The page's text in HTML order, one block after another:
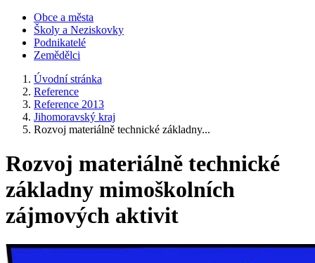
Obce a města
Školy a Neziskovky
Podnikatelé
Zemědělci
Úvodní stránka
Reference
Reference 2013
Jihomoravský kraj
Rozvoj materiálně technické základny...
Rozvoj materiálně technické
základny mimoškolních
zájmových aktivit